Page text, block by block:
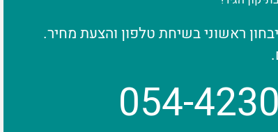
ראשוני בשיחת טלפון והצעת מחיר.
054-